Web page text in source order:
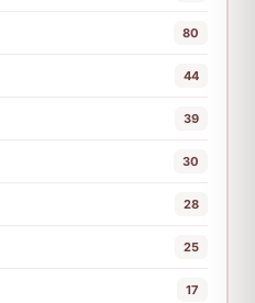
80
44
39
30
28
25
17